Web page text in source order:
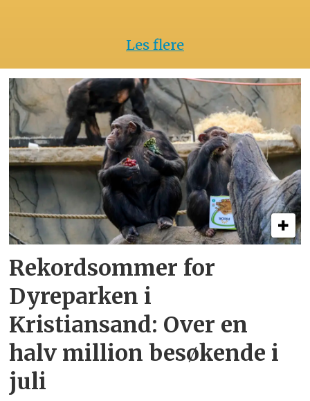
Les flere
Rekordsommer for
Dyreparken i
Kristiansand: Over en
halv million besøkende i
juli